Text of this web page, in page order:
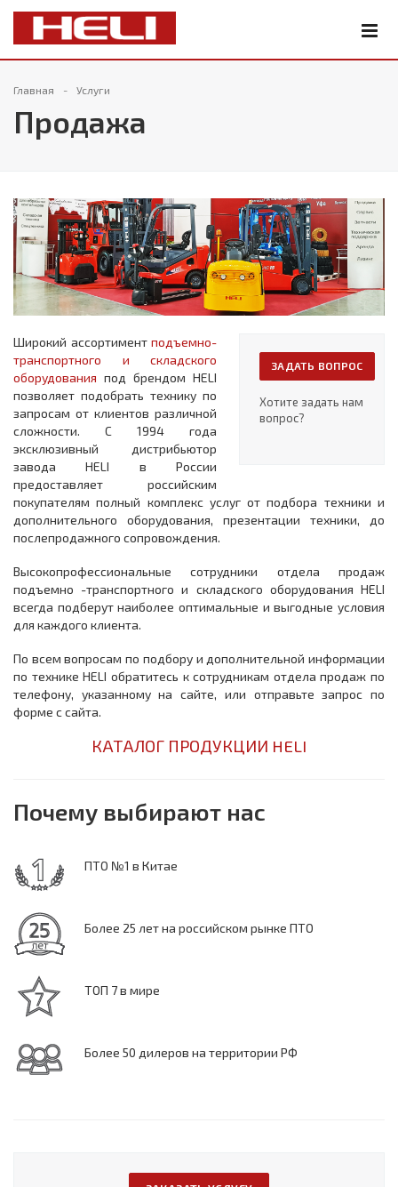
Главная Услуги
Продажа
ЗАДАТЬ ВОПРОС
Хотите задать нам
вопрос?
Широкий ассортимент подъемно-
транспортного и складского
оборудования под брендом HELI
позволяет подобрать технику по
запросам от клиентов различной
сложности. С 1994 года
эксклюзивный дистрибьютор
завода HELI в России
предоставляет российским
покупателям полный комплекс услуг от подбора техники и
дополнительного оборудования, презентации техники, до
послепродажного сопровождения.
Высокопрофессиональные сотрудники отдела продаж
подъемно -транспортного и складского оборудования HELI
всегда подберут наиболее оптимальные и выгодные условия
для каждого клиента.
По всем вопросам по подбору и дополнительной информации
по технике HELI обратитесь к сотрудникам отдела продаж по
телефону, указанному на сайте, или отправьте запрос по
форме с сайта.
КАТАЛОГ ПРОДУКЦИИ HELI
Почему выбирают нас
ПТО №1 в Китае
Более 25 лет на российском рынке ПТО
ТОП 7 в мире
Более 50 дилеров на территории РФ